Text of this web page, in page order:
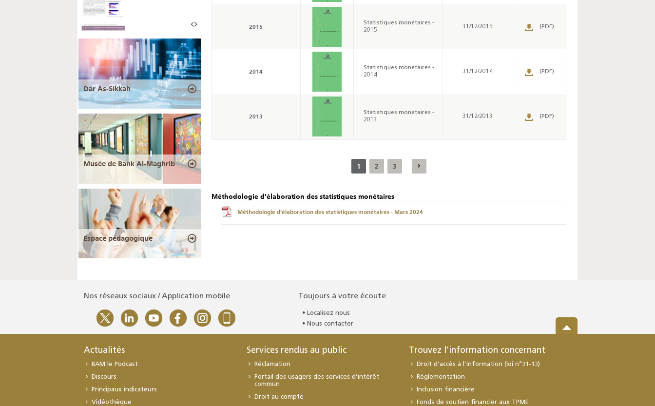
2015
Statistiques monétaires -
2015
31/12/2015 (PDF)
2014
Statistiques monétaires -
2014
31/12/2014 (PDF)
2013
Statistiques monétaires -
2013
31/12/2013 (PDF)
1 2 3
Méthodologie d’élaboration des statistiques monétaires
Méthodologie d’élaboration des statistiques monétaires - Mars 2024
Dar As-Sikkah
Musée de Bank Al-Maghrib
Espace pédagogique
Nos réseaux sociaux / Application mobile Toujours à votre écoute
Localisez nous
Nous contacter
Actualités
BAM le Podcast
Discours
Principaux indicateurs
Vidéothèque
Services rendus au public
Réclamation
Portail des usagers des services d’intérêt
commun
Droit au compte
Trouvez l’information concernant
Droit d’accès à l’information (loi n°31-13)
Réglementation
Inclusion financière
Fonds de soutien financier aux TPME